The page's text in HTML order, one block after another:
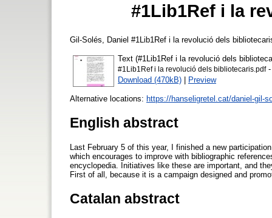
#1Lib1Ref i la
Gil-Solés, Daniel #1Lib1Ref i la revolució dels
Text (#1Lib1Ref i la revolució dels
#1Lib1Ref i la revolució dels bibliotecaris.pdf-
Download (470kB) | Preview
Alternative locations: https://hanseligretel.cat/daniel-gil-
English abstract
Last February 5 of this year, I finished a new
which encourages to improve with bibliographic
encyclopedia. Initiatives like these are important, and
First of all, because it is a campaign designed and
Catalan abstract